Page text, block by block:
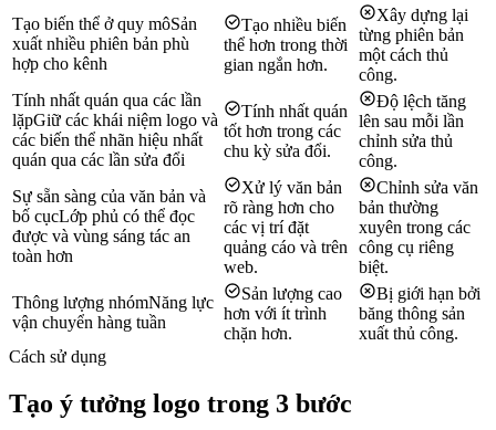
Tạo biến thể ở quy môSản
xuất nhiều phiên bản phù
hợp cho kênh
Tạo nhiều biến
thể hơn trong thời
gian ngắn hơn.
Xây dựng lại
từng phiên bản
một cách thủ
công.
Tính nhất quán qua các lần
lặpGiữ các khái niệm logo và
các biến thể nhãn hiệu nhất
quán qua các lần sửa đổi
Tính nhất quán
tốt hơn trong các
chu kỳ sửa đổi.
Độ lệch tăng
lên sau mỗi lần
chỉnh sửa thủ
công.
Sự sẵn sàng của văn bản và
bố cụcLớp phủ có thể đọc
được và vùng sáng tác an
toàn hơn
Xử lý văn bản
rõ ràng hơn cho
các vị trí đặt
quảng cáo và trên
web.
Chỉnh sửa văn
bản thường
xuyên trong các
công cụ riêng
biệt.
Thông lượng nhómNăng lực
vận chuyển hàng tuần
Sản lượng cao
hơn với ít trình
chặn hơn.
Bị giới hạn bởi
băng thông sản
xuất thủ công.
Cách sử dụng
Tạo ý tưởng logo trong 3 bước